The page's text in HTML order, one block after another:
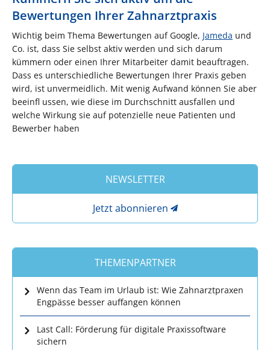
Bewertungen Ihrer Zahnarztpraxis
Wichtig beim Thema Bewertungen auf Google, Jameda und
Co. ist, dass Sie selbst aktiv werden und sich darum
kümmern oder einen Ihrer Mitarbeiter damit beauftragen.
Dass es unterschiedliche Bewertungen Ihrer Praxis geben
wird, ist unvermeidlich. Mit wenig Aufwand können Sie aber
beeinfl ussen, wie diese im Durchschnitt ausfallen und
welche Wirkung sie auf potenzielle neue Patienten und
Bewerber haben
NEWSLETTER
Jetzt abonnieren
THEMENPARTNER
Wenn das Team im Urlaub ist: Wie Zahnarztpraxen
Engpässe besser auffangen können
Last Call: Förderung für digitale Praxissoftware
sichern